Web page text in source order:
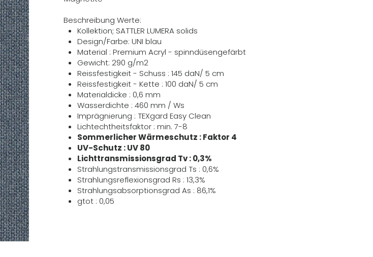
Beschreibung Werte:
Kollektion; SATTLER LUMERA solids
Design/Farbe: UNI blau
Material : Premium Acryl - spinndüsengefärbt
Gewicht: 290 g/m2
Reissfestigkeit - Schuss : 145 daN/ 5 cm
Reissfestigkeit - Kette : 100 daN/ 5 cm
Materialdicke : 0,6 mm
Wasserdichte : 460 mm / Ws
Imprägnierung : TEXgard Easy Clean
Lichtechtheitsfaktor : min. 7-8
Sommerlicher Wärmeschutz : Faktor 4
UV-Schutz : UV 80
Lichttransmissionsgrad Tv : 0,3%
Strahlungstransmissionsgrad Ts : 0,6%
Strahlungsreflexionsgrad Rs : 13,3%
Strahlungsabsorptionsgrad As : 86,1%
gtot : 0,05